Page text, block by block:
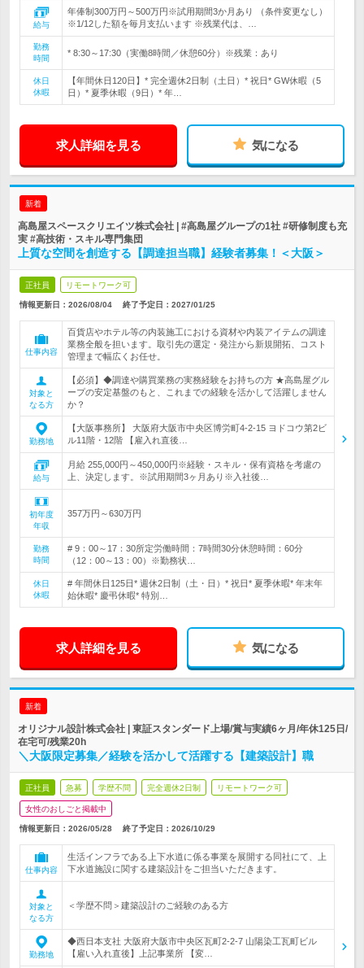
給与
年俸制300万円～500万円※試用期間3か月あり （条件変更なし）
※1/12した額を毎月支払います ※残業代は、…
勤務
時間
* 8:30～17:30（実働8時間／休憩60分）※残業：あり
休日
休暇
【年間休日120日】* 完全週休2日制（土日）* 祝日* GW休暇（5
日）* 夏季休暇（9日）* 年…
求人詳細を見る 気になる
新着
高島屋スペースクリエイツ株式会社 | #高島屋グループの1社 #研修制度も充
実 #高技術・スキル専門集団
上質な空間を創造する【調達担当職】経験者募集！＜大阪＞
正社員 リモートワーク可
情報更新日：2026/08/04 終了予定日： 2027/01/25
仕事内容
百貨店やホテル等の内装施工における資材や内装アイテムの調達
業務全般を担います。取引先の選定・発注から新規開拓、コスト
管理まで幅広くお任せ。
対象と
なる方
【必須】◆調達や購買業務の実務経験をお持ちの方 ★高島屋グル
ープの安定基盤のもと、これまでの経験を活かして活躍しません
か？
勤務地
【大阪事務所】 大阪府大阪市中央区博労町4-2-15 ヨドコウ第2ビ
ル11階・12階 【雇入れ直後…
給与
月給 255,000円～450,000円※経験・スキル・保有資格を考慮の
上、決定します。※試用期間3ヶ月あり※入社後…
初年度
年収
357万円～630万円
勤務
時間
# 9：00～17：30所定労働時間：7時間30分休憩時間：60分
（12：00～13：00）※勤務状…
休日
休暇
# 年間休日125日* 週休2日制（土・日）* 祝日* 夏季休暇* 年末年
始休暇* 慶弔休暇* 特別…
求人詳細を見る 気になる
新着
オリジナル設計株式会社 | 東証スタンダード上場/賞与実績6ヶ月/年休125日/
在宅可/残業20h
＼大阪限定募集／経験を活かして活躍する【建築設計】職
正社員 急募 学歴不問 完全週休2日制 リモートワーク可
女性のおしごと掲載中
情報更新日：2026/05/28 終了予定日： 2026/10/29
仕事内容
生活インフラである上下水道に係る事業を展開する同社にて、上
下水道施設に関する建築設計をご担当いただきます。
対象と
なる方
＜学歴不問＞建築設計のご経験のある方
勤務地
◆西日本支社 大阪府大阪市中央区瓦町2-2-7 山陽染工瓦町ビル
【雇い入れ直後】上記事業所 【変…